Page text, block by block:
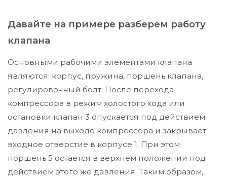
Давайте на примере разберем работу
клапана
Основными рабочими элементами клапана
являются: корпус, пружина, поршень клапана,
регулировочный болт. После перехода
компрессора в режим холостого хода или
остановки клапан 3 опускается под действием
давления на выходе компрессора и закрывает
входное отверстие в корпусе 1. При этом
поршень 5 остается в верхнем положении под
действием этого же давления. Таким образом,